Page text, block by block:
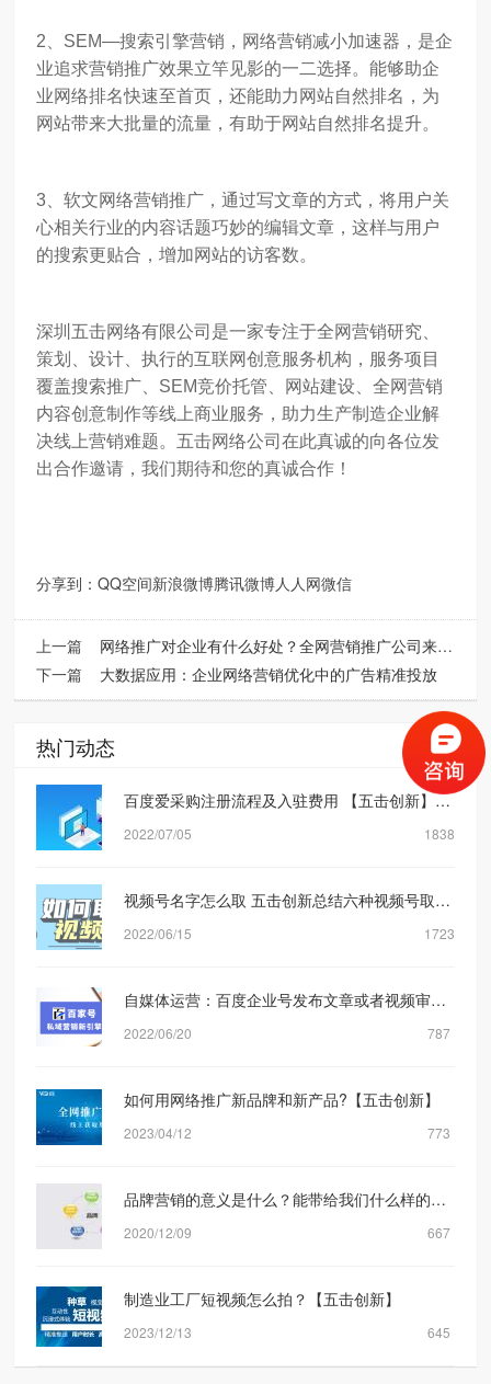
2、SEM—搜索引擎营销，网络营销减小加速器，是企
业追求营销推广效果立竿见影的一二选择。能够助企
业网络排名快速至首页，还能助力网站自然排名，为
网站带来大批量的流量，有助于网站自然排名提升。
3、软文网络营销推广，通过写文章的方式，将用户关
心相关行业的内容话题巧妙的编辑文章，这样与用户
的搜索更贴合，增加网站的访客数。
深圳五击网络有限公司是一家专注于全网营销研究、
策划、设计、执行的互联网创意服务机构，服务项目
覆盖搜索推广、SEM竞价托管、网站建设、全网营销
内容创意制作等线上商业服务，助力生产制造企业解
决线上营销难题。五击网络公司在此真诚的向各位发
出合作邀请，我们期待和您的真诚合作！
分享到：QQ空间新浪微博腾讯微博人人网微信
上一篇 网络推广对企业有什么好处？全网营销推广公司来告诉你
下一篇 大数据应用：企业网络营销优化中的广告精准投放
热门动态
百度爱采购注册流程及入驻费用 【五击创新】网络营销公司
2022/07/05 1838
视频号名字怎么取 五击创新总结六种视频号取名方式
2022/06/15 1723
自媒体运营：百度企业号发布文章或者视频审核规则机制是什么？【五击创新】
2022/06/20 787
如何用网络推广新品牌和新产品?【五击创新】
2023/04/12 773
品牌营销的意义是什么？能带给我们什么样的转化？
2020/12/09 667
制造业工厂短视频怎么拍？【五击创新】
2023/12/13 645